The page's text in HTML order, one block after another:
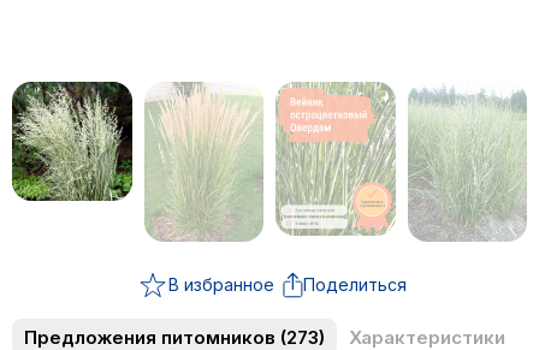
В избранное Поделиться
Предложения питомников (273)
Характеристики